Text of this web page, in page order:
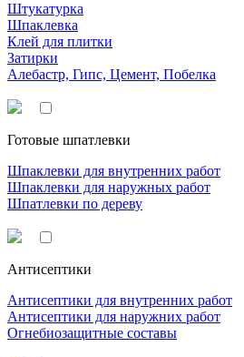
Штукатурка
Шпаклевка
Клей для плитки
Затирки
Алебастр, Гипс, Цемент, Побелка
Готовые шпатлевки
Шпаклевки для внутренних работ
Шпаклевки для наружных работ
Шпатлевки по дереву
Антисептики
Антисептики для внутренних работ
Антисептики для наружних работ
Огнебиозащитные составы